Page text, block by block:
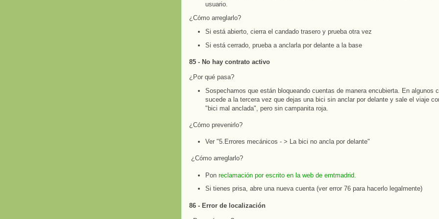
usuario.
¿Cómo arreglarlo?
Si está abierto, cierra el candado trasero y prueba otra vez
Si está cerrado, prueba a anclarla por delante a la base
85 - No hay contrato activo
¿Por qué pasa?
Sospechamos que están bloqueando cuentas de manera encubierta. En algunos
sucede a la tercera vez que dejas una bici sin anclar por delante y sale el viaje
"bici mal anclada", pero sin campanita roja.
¿Cómo prevenirlo?
Ver "5.Errores mecánicos - > La bici no ancla por delante"
¿Cómo arreglarlo?
Pon reclamación por escrito en la web de emtmadrid.
Si tienes prisa, abre una nueva cuenta (ver error 76 para hacerlo legalmente)
86 - Error de localización